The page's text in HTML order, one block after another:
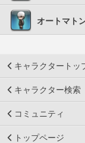
オートマト
キャラクタートッ
キャラクター検索
コミュニティ
トップページ